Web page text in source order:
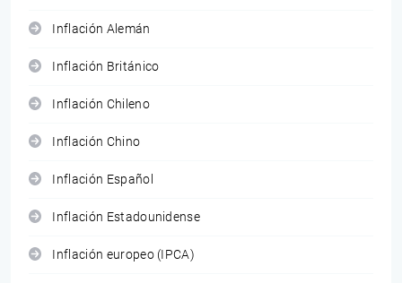
Inflación Alemán
Inflación Británico
Inflación Chileno
Inflación Chino
Inflación Español
Inflación Estadounidense
Inflación europeo (IPCA)